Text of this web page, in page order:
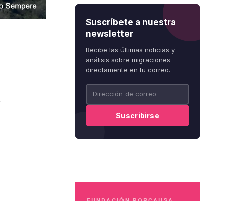
Suscríbete a nuestra
newsletter
Recibe las últimas noticias y
análisis sobre migraciones
directamente en tu correo.